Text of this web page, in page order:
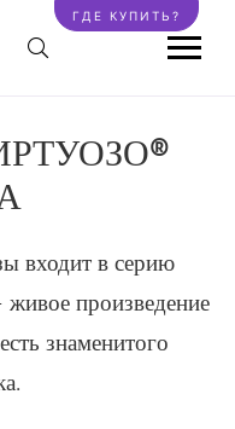
ГДЕ КУПИТЬ?
входит в серию
произведение
знаменитого